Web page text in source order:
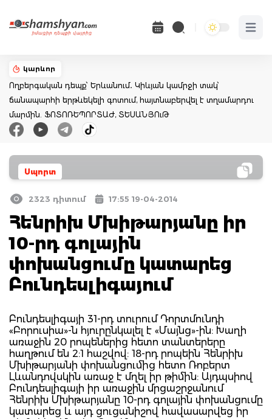
Open
կարևոր
Ողբերգական դեպք՝ Երևանում․ Կիևյան կամրջի տակ՝
ճանապարհի երթևեկելի գոտում, հայտնաբերվել է տղամարդու
մարմին. ՖՈՏՈՌԵՊՈՐՏԱԺ, ՏԵՍԱՆՅՈւԹ
Սպորտ
2323 դիտում 17:55 19-04-2014
Հենրիխ Մխիթարյանը իր
10-րդ գոլային
փոխանցումը կատարեց
Բունդեսլիգայում
Բունդեսլիգայի 31-րդ տուրում Դորտմունդի
«Բորուսիա»-ն հյուրընկալել է «Մայնց»-ին: Խաղի
առաջին 20 րոպեներից հետո տանտերերը
հաղթում են 2:1 հաշվով: 18-րդ րոպեին Հենրիխ
Մխիթարյանի փոխանցումից հետո Ռոբերտ
Լևանդովսկին առաջ է մղել իր թիմին: Այդպսիով
Բունդեսլիգայի իր առաջին մրցաշրջանում
Հենրիխ Մխիթարյանը 10-րդ գոլային փոխանցումը
կատարեց և այդ ցուցանիշով հավասարվեց իր